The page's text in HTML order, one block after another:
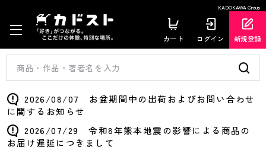
KADOKAWA Group
カート ログイン 新規登録
2026/08/07 お盆期間中の出荷およびお問い合わせ
に関するお知らせ
2026/07/29 令和8年熊本地震の影響による商品の
お届け遅延につきまして